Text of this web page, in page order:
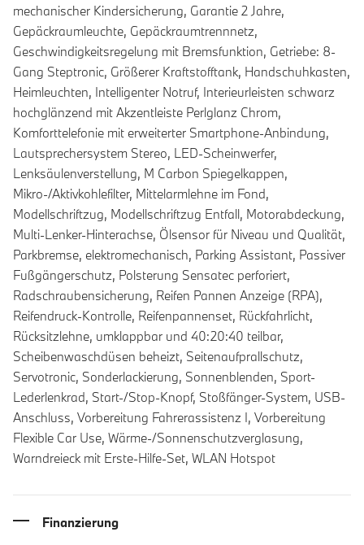
mechanischer Kindersicherung, Garantie 2 Jahre,
Gepäckraumleuchte, Gepäckraumtrennnetz,
Geschwindigkeitsregelung mit Bremsfunktion, Getriebe: 8-
Gang Steptronic, Größerer Kraftstofftank, Handschuhkasten,
Heimleuchten, Intelligenter Notruf, Interieurleisten schwarz
hochglänzend mit Akzentleiste Perlglanz Chrom,
Komforttelefonie mit erweiterter Smartphone-Anbindung,
Lautsprechersystem Stereo, LED-Scheinwerfer,
Lenksäulenverstellung, M Carbon Spiegelkappen,
Mikro-/Aktivkohlefilter, Mittelarmlehne im Fond,
Modellschriftzug, Modellschriftzug Entfall, Motorabdeckung,
Multi-Lenker-Hinterachse, Ölsensor für Niveau und Qualität,
Parkbremse, elektromechanisch, Parking Assistant, Passiver
Fußgängerschutz, Polsterung Sensatec perforiert,
Radschraubensicherung, Reifen Pannen Anzeige (RPA),
Reifendruck-Kontrolle, Reifenpannenset, Rückfahrlicht,
Rücksitzlehne, umklappbar und 40:20:40 teilbar,
Scheibenwaschdüsen beheizt, Seitenaufprallschutz,
Servotronic, Sonderlackierung, Sonnenblenden, Sport-
Lederlenkrad, Start-/Stop-Knopf, Stoßfänger-System, USB-
Anschluss, Vorbereitung Fahrerassistenz I, Vorbereitung
Flexible Car Use, Wärme-/Sonnenschutzverglasung,
Warndreieck mit Erste-Hilfe-Set, WLAN Hotspot
Finanzierung